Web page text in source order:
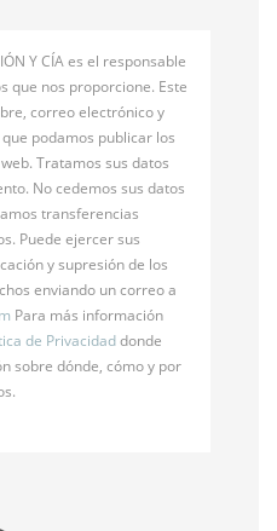
Y CÍA es el responsable
que nos proporcione. Este
correo electrónico y
podamos publicar los
Tratamos sus datos
No cedemos sus datos
transferencias
Puede ejercer sus
y supresión de los
enviando un correo a
Para más información
de Privacidaddonde
sobre dónde, cómo y por